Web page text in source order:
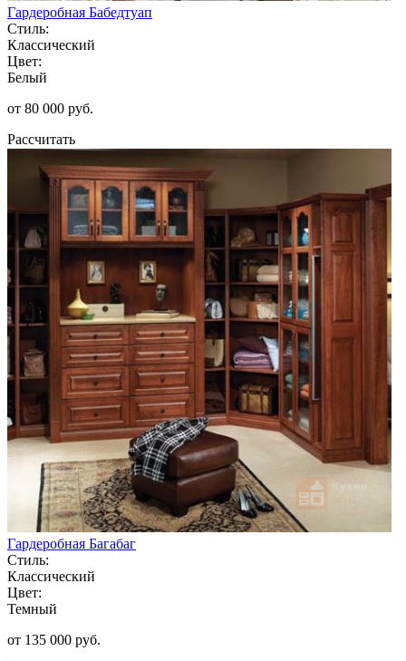
Гардеробная Бабедтуап
Стиль:
Классический
Цвет:
Белый
от 80 000 руб.
Рассчитать
Гардеробная Багабаг
Стиль:
Классический
Цвет:
Темный
от 135 000 руб.